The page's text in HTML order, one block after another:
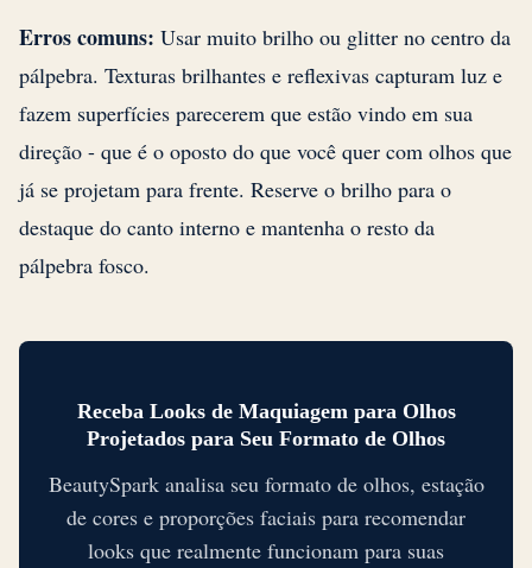
Erros comuns: Usar muito brilho ou glitter no centro da
pálpebra. Texturas brilhantes e reflexivas capturam luz e
fazem superfícies parecerem que estão vindo em sua
direção - que é o oposto do que você quer com olhos que
já se projetam para frente. Reserve o brilho para o
destaque do canto interno e mantenha o resto da
pálpebra fosco.
Receba Looks de Maquiagem para Olhos
Projetados para Seu Formato de Olhos
BeautySpark analisa seu formato de olhos, estação
de cores e proporções faciais para recomendar
looks que realmente funcionam para suas